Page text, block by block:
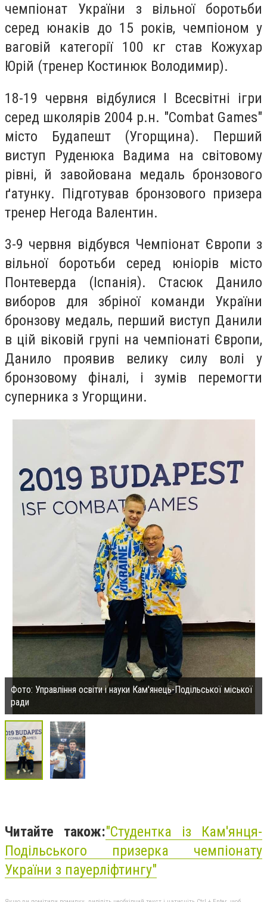
чемпіонат України з вільної боротьби
серед юнаків до 15 років, чемпіоном у
ваговій категорії 100 кг став Кожухар
Юрій (тренер Костинюк Володимир).
18-19 червня відбулися І Всесвітні ігри
серед школярів 2004 р.н. "Combat Games"
місто Будапешт (Угорщина). Перший
виступ Руденюка Вадима на світовому
рівні, й завойована медаль бронзового
ґатунку. Підготував бронзового призера
тренер Негода Валентин.
3-9 червня відбувся Чемпіонат Європи з
вільної боротьби серед юніорів місто
Понтеверда (Іспанія). Стасюк Данило
виборов для збріної команди України
бронзову медаль, перший виступ Данили
в цій віковій групі на чемпіонаті Європи,
Данило проявив велику силу волі у
бронзовому фіналі, і зумів перемогти
суперника з Угорщини.
Фото: Управління освіти і науки Кам'янець-Подільської міської
ради
Читайте також:"Студентка із Кам'янця-
Подільського призерка чемпіонату
України з пауерліфтингу"